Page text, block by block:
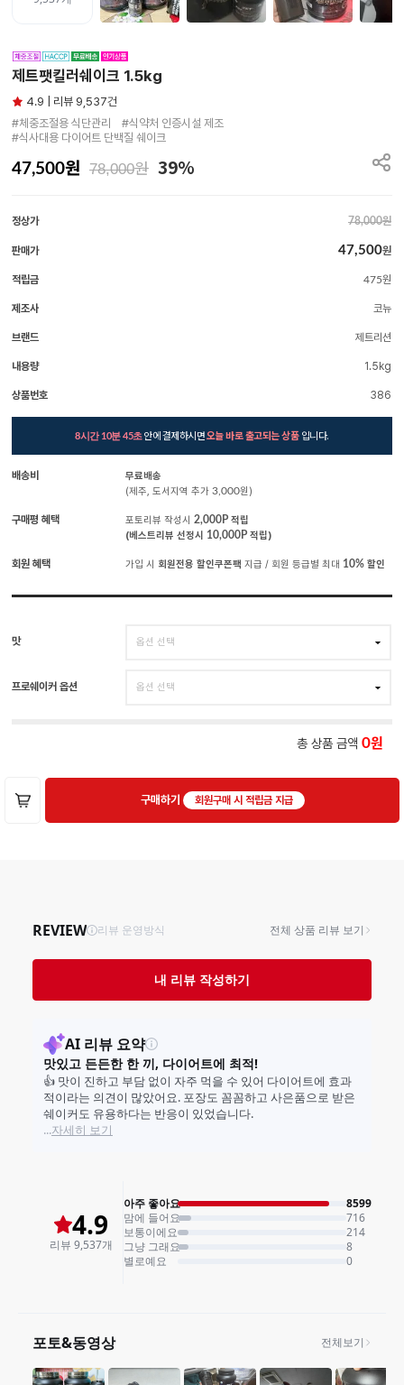
제트팻킬러쉐이크 1.5kg
4.9 | 리뷰 9,537건
#체중조절용 식단관리　#식약처 인증시설 제조
#식사대용 다이어트 단백질 쉐이크
47,500원 78,000원 39%
정상가 78,000원
판매가 47,500원
적립금 475원
제조사 코뉴
브랜드 제트리션
내용량 1.5kg
상품번호 386
8시간 10분 44초안에 결제하시면오늘 바로 출고되는 상품입니다.
배송비
무료배송
(제주, 도서지역 추가 3,000원)
구매평 혜택 포토리뷰 작성시 2,000P적립
(베스트리뷰 선정시 10,000P적립)
회원 혜택 가입 시 회원전용 할인쿠폰팩 지급 / 회원 등급별 최대 10%할인
맛
프로쉐이커 옵션
총 상품 금액 0
구매하기 회원구매 시 적립금 지급